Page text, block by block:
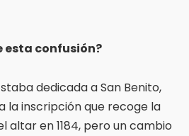
esta confusión?
dedicada a San Benito,
la inscripción que recoge la
altar en 1184, pero un cambio